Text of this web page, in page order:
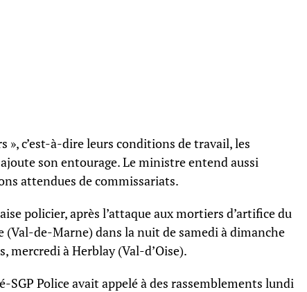
c’est-à-dire leurs conditions de travail, les
son entourage. Le ministre entend aussi
attendues de commissariats.
policier, après l’attaque aux mortiers d’artifice du
de-Marne) dans la nuit de samedi à dimanche
mercredi à Herblay (Val-d’Oise).
SGP Police avait appelé à des rassemblements lundi